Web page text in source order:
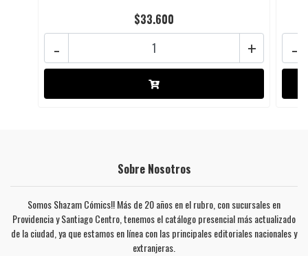
$33.600
+
- -
Sobre Nosotros
Somos Shazam Cómics!! Más de 20 años en el rubro, con sucursales en
Providencia y Santiago Centro, tenemos el catálogo presencial más actualizado
de la ciudad, ya que estamos en línea con las principales editoriales nacionales y
extranjeras.